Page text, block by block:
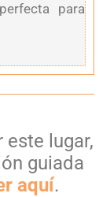
para
lugar,
guiada
aquí.